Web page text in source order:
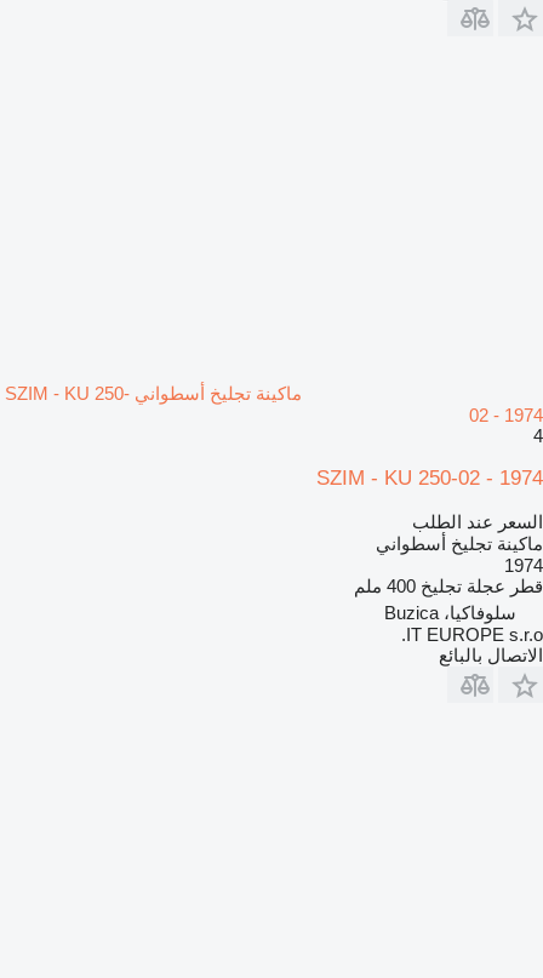
ماكينة تجليخ أسطواني SZIM - KU 250-
02 - 1974
4
SZIM - KU 250-02 - 1974
السعر عند الطلب
ماكينة تجليخ أسطواني
1974
قطر عجلة تجليخ 400 ملم
سلوفاكيا، Buzica
IT EUROPE s.r.o.
الاتصال بالبائع